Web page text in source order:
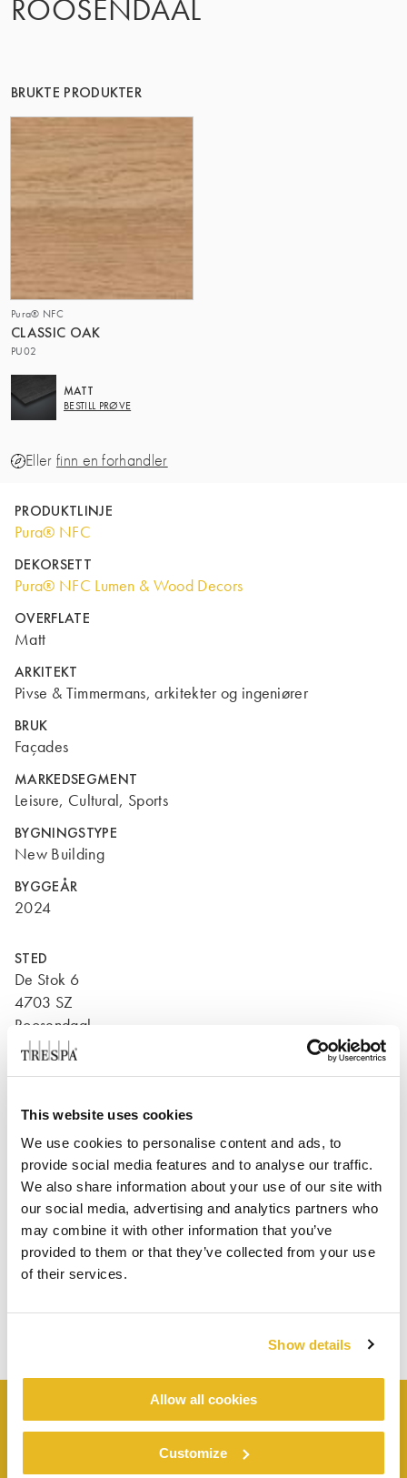
This website uses cookies
We use cookies to personalise content and ads, to
provide social media features and to analyse our traffic.
We also share information about your use of our site with
our social media, advertising and analytics partners who
may combine it with other information that you’ve
provided to them or that they’ve collected from your use
of their services.
Show details
Allow all cookies
Customize
ROOSENDAAL
BRUKTE PRODUKTER
Pura® NFC
CLASSIC OAK
PU02
MATT
BESTILL PRØVE
Eller finn en forhandler
PRODUKTLINJE
Pura® NFC
DEKORSETT
Pura® NFC Lumen & Wood Decors
OVERFLATE
Matt
ARKITEKT
Pivse & Timmermans, arkitekter og ingeniører
BRUK
Façades
MARKEDSEGMENT
Leisure, Cultural, Sports
BYGNINGSTYPE
New Building
BYGGEÅR
2024
STED
De Stok 6
4703 SZ
Roosendaal
Nederland
LIGNENDE PROSJEKTER